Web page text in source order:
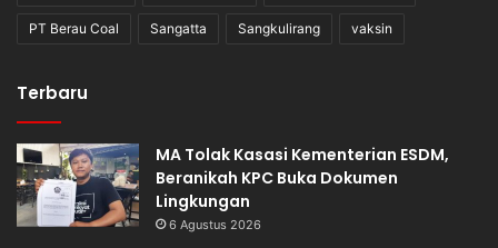
PT Berau Coal Sangatta Sangkulirang vaksin
Terbaru
MA Tolak Kasasi Kementerian ESDM,
Beranikah KPC Buka Dokumen
Lingkungan
6 Agustus 2026